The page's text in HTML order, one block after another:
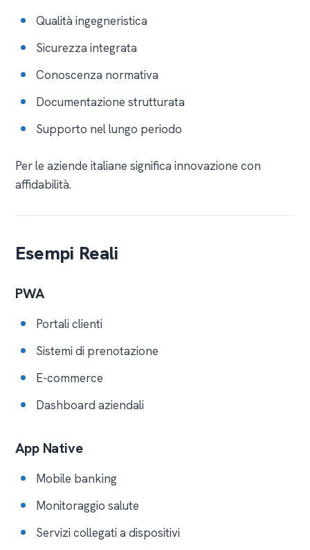
Qualità ingegneristica
Sicurezza integrata
Conoscenza normativa
Documentazione strutturata
Supporto nel lungo periodo
Per le aziende italiane significa innovazione con
affidabilità.
Esempi Reali
PWA
Portali clienti
Sistemi di prenotazione
E-commerce
Dashboard aziendali
App Native
Mobile banking
Monitoraggio salute
Servizi collegati a dispositivi